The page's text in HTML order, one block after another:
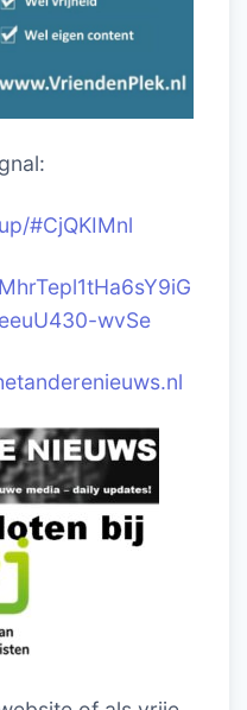
#CjQKIMnl
wvSe